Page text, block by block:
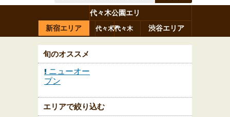
新宿エリア
代々木公園エリ
ア
渋谷エリア
原宿 代々木参宮橋
代々木
八幡
代々木
上原 神山町 渋谷 新宿
旬のオススメ
ニューオー
プン
エリアで絞り込む